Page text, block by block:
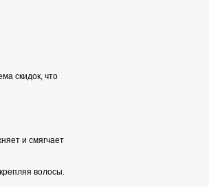
скидок, что
и смягчает
волосы.